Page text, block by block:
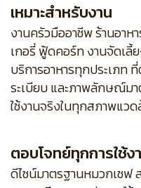
เหมาะสำหรับงาน
งานครัวมืออาชีพ ร้านอาห
เกอรี่ ฟู้ดคอร์ท งานจัดเลี้
บริการอาหารทุกประเภท
ระเบียบ และภาพลักษณ์ม
ใช้งานจริงในทุกสภาพแว
ตอบโจทย์ทุกการใช้ง
ดีไซน์มาตรฐานหมวกเชฟ